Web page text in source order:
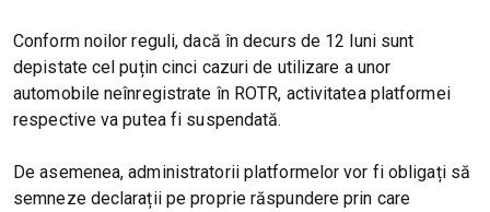
Conform noilor reguli, dacă în decurs de 12 luni sunt
depistate cel puțin cinci cazuri de utilizare a unor
automobile neînregistrate în ROTR, activitatea platformei
respective va putea fi suspendată.
De asemenea, administratorii platformelor vor fi obligați să
semneze declarații pe proprie răspundere prin care